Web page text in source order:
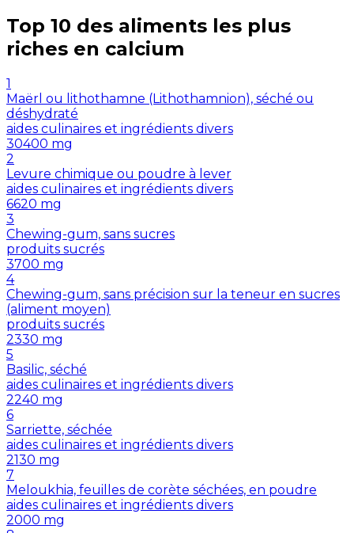
Top 10 des aliments les plus
riches en calcium
1
Maërl ou lithothamne (Lithothamnion), séché ou
déshydraté
aides culinaires et ingrédients divers
30400 mg
2
Levure chimique ou poudre à lever
aides culinaires et ingrédients divers
6620 mg
3
Chewing-gum, sans sucres
produits sucrés
3700 mg
4
Chewing-gum, sans précision sur la teneur en sucres
(aliment moyen)
produits sucrés
2330 mg
5
Basilic, séché
aides culinaires et ingrédients divers
2240 mg
6
Sarriette, séchée
aides culinaires et ingrédients divers
2130 mg
7
Meloukhia, feuilles de corète séchées, en poudre
aides culinaires et ingrédients divers
2000 mg